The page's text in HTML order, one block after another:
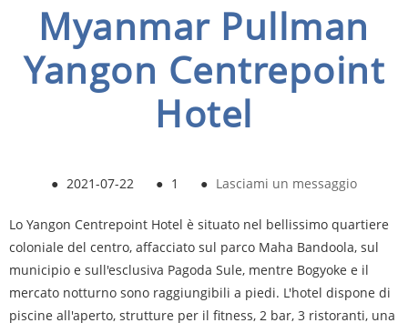
Myanmar Pullman
Yangon Centrepoint
Hotel
● 2021-07-22 ● 1 ● Lasciami un messaggio
Lo Yangon Centrepoint Hotel è situato nel bellissimo quartiere
coloniale del centro, affacciato sul parco Maha Bandoola, sul
municipio e sull'esclusiva Pagoda Sule, mentre Bogyoke e il
mercato notturno sono raggiungibili a piedi. L'hotel dispone di
piscine all'aperto, strutture per il fitness, 2 bar, 3 ristoranti, una